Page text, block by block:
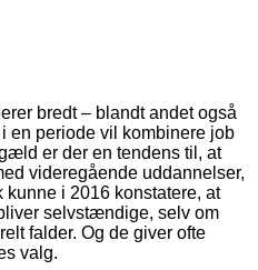
bredt – blandt andet også
en periode vil kombinere job
er der en tendens til, at
videregående uddannelser,
i 2016 konstatere, at
selvstændige, selv om
falder. Og de giver ofte
valg.